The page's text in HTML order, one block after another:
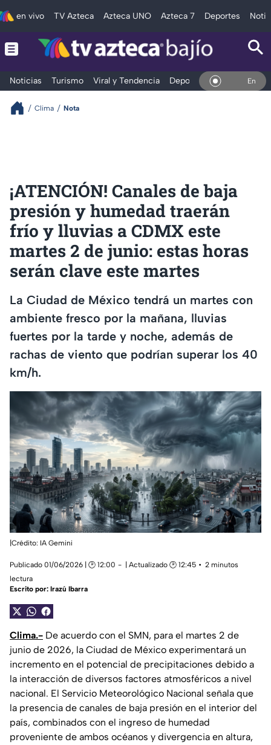
en vivo TV Azteca Azteca UNO Azteca 7 Deportes
Noticias Turismo Viral y Tendencia Deportes Espectáculos
En Vivo
Clima Nota
¡ATENCIÓN! Canales de baja
presión y humedad traerán
frío y lluvias a CDMX este
martes 2 de junio: estas horas
serán clave este martes
La Ciudad de México tendrá un martes con
ambiente fresco por la mañana, lluvias
fuertes por la tarde y noche, además de
rachas de viento que podrían superar los 40
km/h.
|Crédito: IA Gemini
Publicado 01/06/2026 | 🕑 12:00 | Actualizado 🕑 12:45
2 minutos
lectura
Escrito por: Irazú Ibarra
Clima.- De acuerdo con el SMN, para el martes 2 de
junio de 2026, la Ciudad de México experimentará un
incremento en el potencial de precipitaciones debido a
la interacción de diversos factores atmosféricos a nivel
nacional. El Servicio Meteorológico Nacional señala que
la presencia de canales de baja presión en el interior del
país, combinados con el ingreso de humedad
proveniente de ambos océanos y divergencia en altura,